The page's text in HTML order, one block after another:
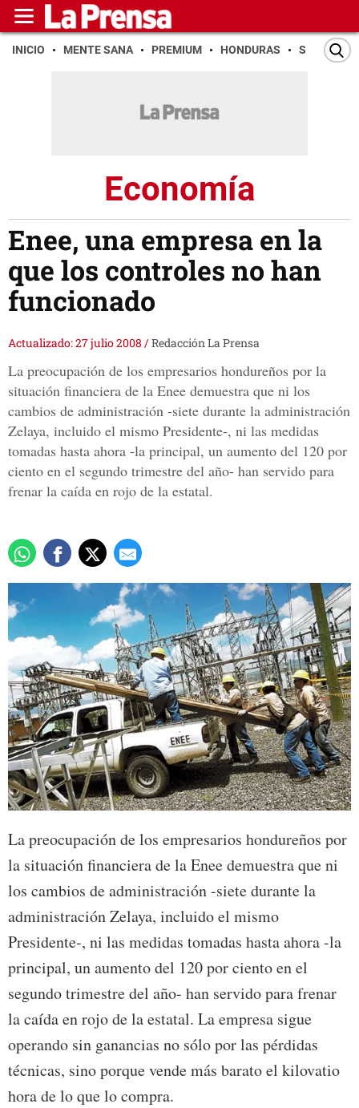
INICIO MENTE SANA PREMIUM HONDURAS SAN PEDRO
Economía
Enee, una empresa en la
que los controles no han
funcionado
Actualizado: 27 julio 2008 /Redacción La Prensa
La preocupación de los empresarios hondureños por la
situación financiera de la Enee demuestra que ni los
cambios de administración -siete durante la administración
Zelaya, incluido el mismo Presidente-, ni las medidas
tomadas hasta ahora -la principal, un aumento del 120 por
ciento en el segundo trimestre del año- han servido para
frenar la caída en rojo de la estatal.
La preocupación de los empresarios hondureños por
la situación financiera de la Enee demuestra que ni
los cambios de administración -siete durante la
administración Zelaya, incluido el mismo
Presidente-, ni las medidas tomadas hasta ahora -la
principal, un aumento del 120 por ciento en el
segundo trimestre del año- han servido para frenar
la caída en rojo de la estatal. La empresa sigue
operando sin ganancias no sólo por las pérdidas
técnicas, sino porque vende más barato el kilovatio
hora de lo que lo compra.